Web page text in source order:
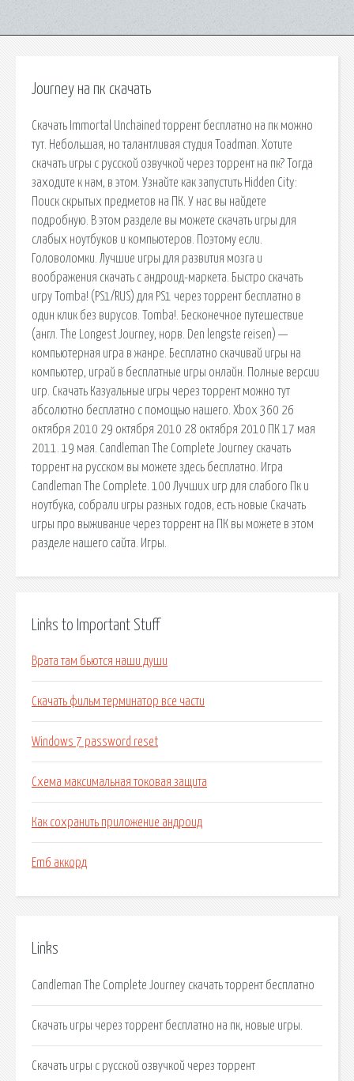
Journey на пк скачать
Скачать Immortal Unchained торрент бесплатно на пк можно
тут. Небольшая, но талантливая студия Toadman. Хотите
скачать игры с русской озвучкой через торрент на пк? Тогда
заходите к нам, в этом. Узнайте как запустить Hidden City:
Поиск скрытых предметов на ПК. У нас вы найдете
подробную. В этом разделе вы можете скачать игры для
слабых ноутбуков и компьютеров. Поэтому если.
Головоломки. Лучшие игры для развития мозга и
воображения скачать с андроид-маркета. Быстро скачать
игру Tomba! (PS1/RUS) для PS1 через торрент бесплатно в
один клик без вирусов. Tomba!. Бесконечное путешествие
(англ. The Longest Journey, норв. Den lengste reisen) —
компьютерная игра в жанре. Бесплатно скачивай игры на
компьютер, играй в бесплатные игры онлайн. Полные версии
игр. Скачать Казуальные игры через торрент можно тут
абсолютно бесплатно с помощью нашего. Xbox 360 26
октября 2010 29 октября 2010 28 октября 2010 ПК 17 мая
2011. 19 мая. Candleman The Complete Journey скачать
торрент на русском вы можете здесь бесплатно. Игра
Candleman The Complete. 100 Лучших игр для слабого Пк и
ноутбука, собрали игры разных годов, есть новые Скачать
игры про выживание через торрент на ПК вы можете в этом
разделе нашего сайта. Игры.
Links to Important Stuff
Врата там бьются наши души
Скачать фильм терминатор все части
Windows 7 password reset
Схема максимальная токовая защита
Как сохранить приложение андроид
Em6 аккорд
Links
Candleman The Complete Journey скачать торрент бесплатно
Скачать игры через торрент бесплатно на пк, новые игры.
Скачать игры с русской озвучкой через торрент